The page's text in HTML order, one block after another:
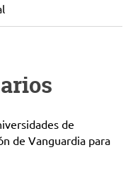
de
de Vanguardia para